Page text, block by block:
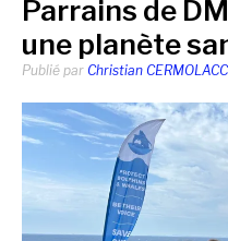
Parrains de
une planète
Publié par Christian